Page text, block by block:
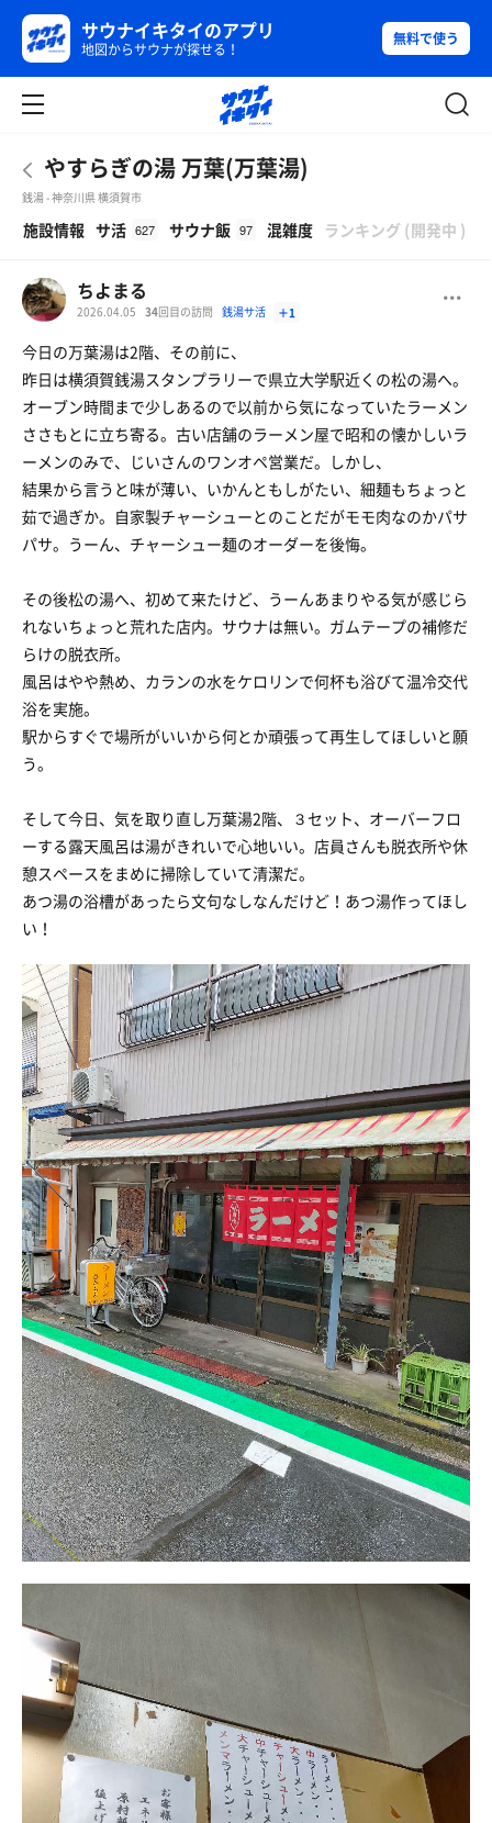
サウナイキタイのアプリ
地図からサウナが探せる！
無料で使う
やすらぎの湯 万葉(万葉湯)
銭湯 - 神奈川県 横須賀市
施設情報 サ活 627 サウナ飯 97 混雑度 ランキング (開発中 )
ちよまる
2026.04.05 34回目の訪問 銭湯サ活 ＋1
今日の万葉湯は2階、その前に、
昨日は横須賀銭湯スタンプラリーで県立大学駅近くの松の湯へ。
オーブン時間まで少しあるので以前から気になっていたラーメン
ささもとに立ち寄る。古い店舗のラーメン屋で昭和の懐かしいラ
ーメンのみで、じいさんのワンオペ営業だ。しかし、
結果から言うと味が薄い、いかんともしがたい、細麺もちょっと
茹で過ぎか。自家製チャーシューとのことだがモモ肉なのかパサ
パサ。うーん、チャーシュー麺のオーダーを後悔。
その後松の湯へ、初めて来たけど、うーんあまりやる気が感じら
れないちょっと荒れた店内。サウナは無い。ガムテープの補修だ
らけの脱衣所。
風呂はやや熱め、カランの水をケロリンで何杯も浴びて温冷交代
浴を実施。
駅からすぐで場所がいいから何とか頑張って再生してほしいと願
う。
そして今日、気を取り直し万葉湯2階、３セット、オーバーフロ
ーする露天風呂は湯がきれいで心地いい。店員さんも脱衣所や休
憩スペースをまめに掃除していて清潔だ。
あつ湯の浴槽があったら文句なしなんだけど！あつ湯作ってほし
い！